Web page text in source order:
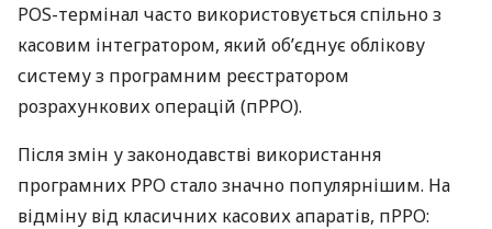
POS-термінал часто використовується спільно з
касовим інтегратором, який об’єднує облікову
систему з програмним реєстратором
розрахункових операцій (пРРО).
Після змін у законодавстві використання
програмних РРО стало значно популярнішим. На
відміну від класичних касових апаратів, пРРО: